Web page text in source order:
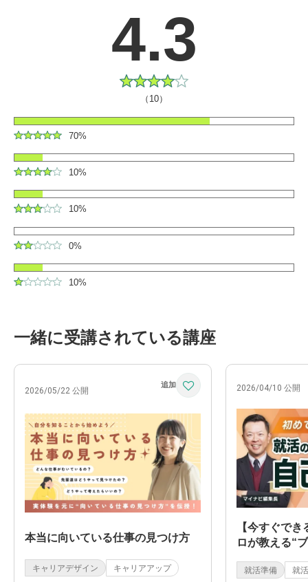
4.3
（10）
70%
10%
10%
0%
10%
一緒に受講されている講座
2026/05/22 公開
本当に向いている仕事の見つけ方
キャリアデザイン キャリアアップ
2026/04/10 公開
【今すぐで
ロが教える“
就活準備 就